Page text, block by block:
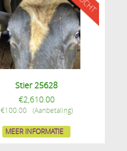
Stier 25628
€2,610.00
€100.00
MEER INFORMATIE